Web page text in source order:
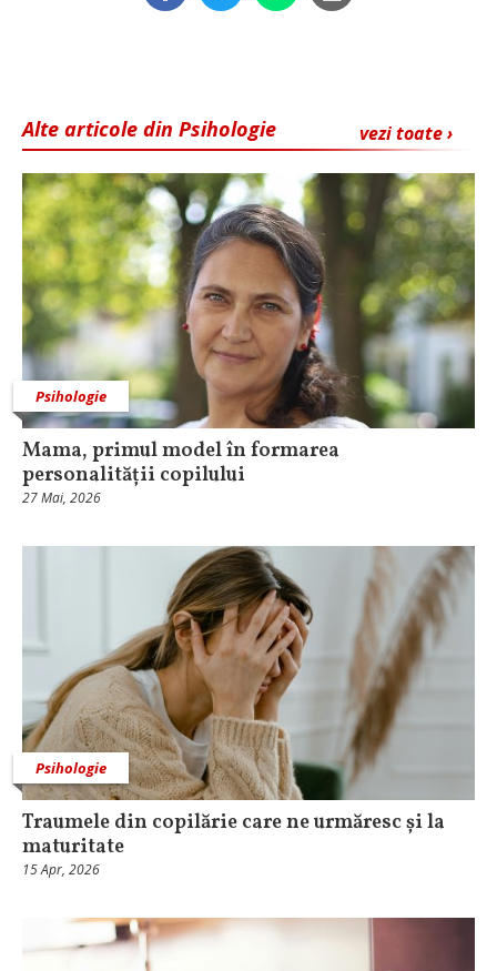
vezi toate ›
Alte articole din Psihologie
Psihologie
Mama, primul model în formarea
personalității copilului
27 Mai, 2026
Psihologie
Traumele din copilărie care ne urmăresc și la
maturitate
15 Apr, 2026